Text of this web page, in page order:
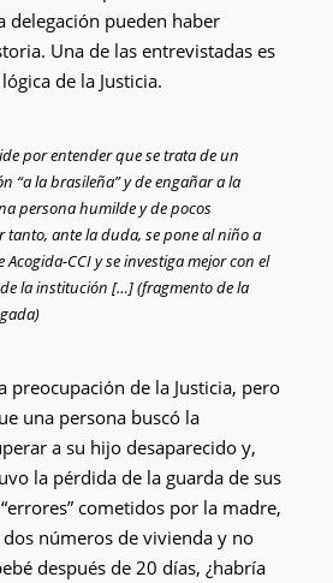
delegación pueden haber
Una de las entrevistadas es
de la Justicia.
por entender que se trata de un
“a la brasileña” y de engañar a la
persona humilde y de pocos
tanto, ante la duda, se pone al niño a
Acogida-CCI y se investiga mejor con el
la institución […] (fragmento de la
preocupación de la Justicia, pero
una persona buscó la
a su hijo desaparecido y,
la pérdida de la guarda de sus
cometidos por la madre,
números de vivienda y no
después de 20 días, ¿habría